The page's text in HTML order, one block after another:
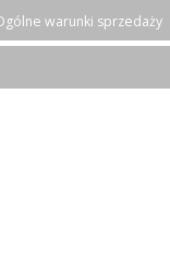
warunki sprzedaży